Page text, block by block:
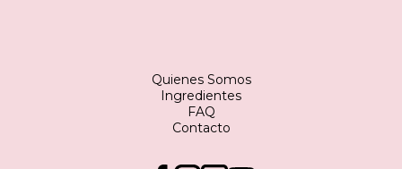
Quienes Somos
Ingredientes
FAQ
Contacto